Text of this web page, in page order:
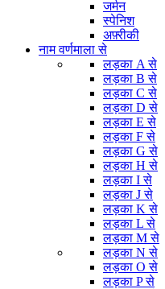
जर्मन
स्पेनिश
अफ़्रीकी
नाम वर्णमाला से
लड़का A से
लड़का B से
लड़का C से
लड़का D से
लड़का E से
लड़का F से
लड़का G से
लड़का H से
लड़का I से
लड़का J से
लड़का K से
लड़का L से
लड़का M से
लड़का N से
लड़का O से
लड़का P से